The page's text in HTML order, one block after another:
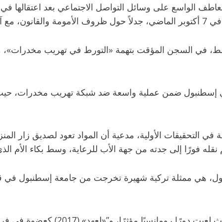
أرال (35 عامًا) موجة من التعاطف الواسع على وسائل التواصل
في السجن المؤقت بتهمة «التورط في تهريب مخدرات»،
أرال في إسطنبول ضمن عملية واسعة ضد شبكة تهريب
في التحقيقات الأولية، مدعية أن المواد تعود لصديق